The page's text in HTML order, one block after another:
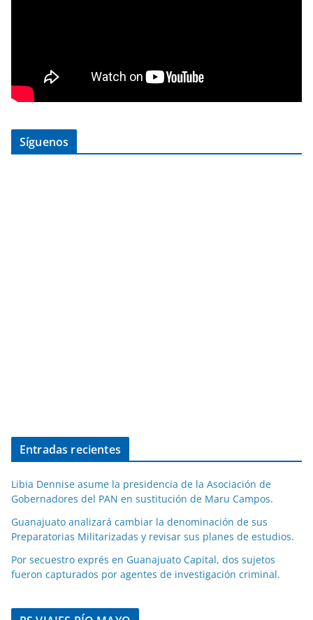
Síguenos
Entradas recientes
Libia Dennise asume la presidencia de la Asociación de
Gobernadores del PAN en sustitución de Maru Campos.
Guanajuato analizará cambiar la denominación de sus
Preparatorias Militarizadas y revisar sus planes de estudios.
Por secuestro exprés en Guanajuato Capital, dos sujetos
fueron capturados por agentes de investigación criminal.